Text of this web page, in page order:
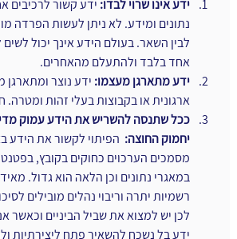
ידע אינו שרוי לבדו: ידע קשור לרכיבים
נתונים ומידע. לא ניתן לעשות הפרדה
לבין השאר. בעולם הידע אינך יכול לשים
אחד בלבד ולהתעלם מהאחרים.
ידע מתארגן מעצמו: ידע נוצר ומתארגן
ארגונית או בקבוצות בעלי זהות ומטרה.
ככל שתנסה להשריש את הידע עמוק
יחמוק החוצה:
הפיתוי לקשור את הידע
מסמכים הערכוים כחוקים בקובץ,
במאגרי נתונים וכן הלאה הוא גדול.
רשמיות יתרה וריבוי נהלים מובילים
לכן יש למצוא את שביל הביניים וכאשר
ידע בל נשכח להשאיר פתח ליצירתיות